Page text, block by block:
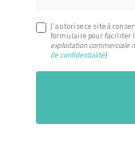
J'autorise ce site à
formulaire pour faciliter
exploitation commerciale
de confidentialité)